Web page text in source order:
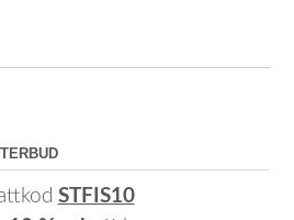
STFIS10